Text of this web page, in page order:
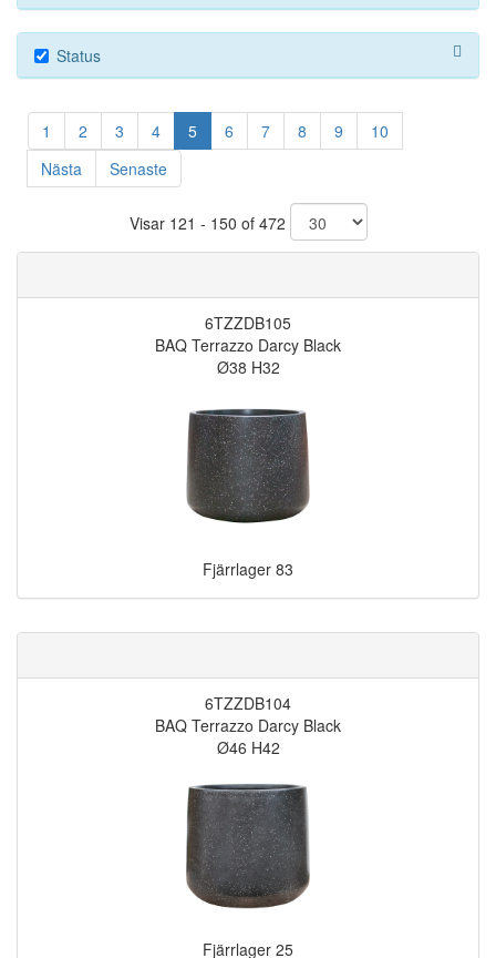
Status
1 2 3 4 5 6 7 8 9
10
Nästa
Senaste
Visar 121 - 150 of 472
6TZZDB105
BAQ Terrazzo Darcy Black
Ø38 H32
Fjärrlager 83
6TZZDB104
BAQ Terrazzo Darcy Black
Ø46 H42
Fjärrlager 25